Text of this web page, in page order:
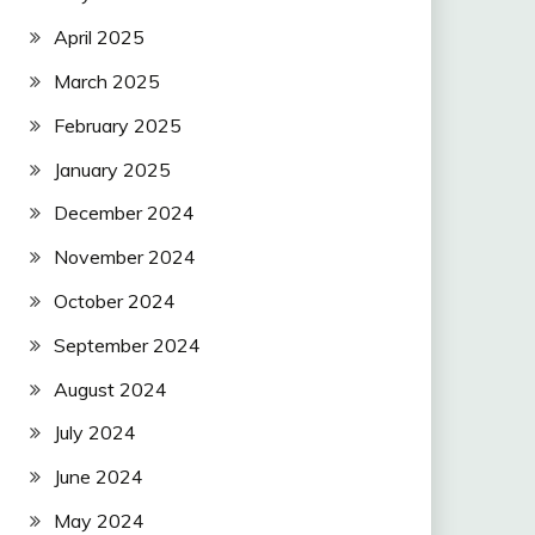
April 2025
March 2025
February 2025
January 2025
December 2024
November 2024
October 2024
September 2024
August 2024
July 2024
June 2024
May 2024